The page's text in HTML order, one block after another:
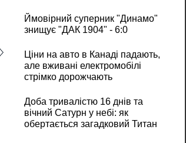
Ймовірний суперник "Динамо"
знищує "ДАК 1904" - 6:0
Ціни на авто в Канаді падають,
але вживані електромобілі
стрімко дорожчають
Доба тривалістю 16 днів та
вічний Сатурн у небі: як
обертається загадковий Титан